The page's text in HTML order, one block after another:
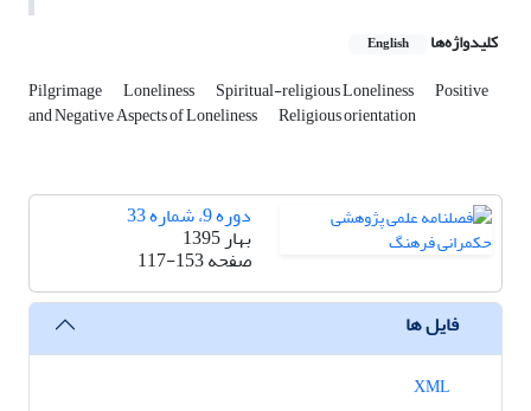
کلیدواژه‌ها English
Pilgrimage Loneliness Spiritual-religious Loneliness Positive
and Negative Aspects of Loneliness Religious orientation
دوره 9، شماره 33
بهار 1395
صفحه117-153
فایل ها